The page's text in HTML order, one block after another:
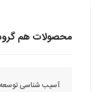
محصولات هم
آسیب شناسی توسعه